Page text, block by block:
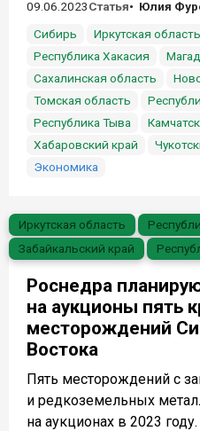
09.06.2023Статья
Юлия
Сибирь
Иркутская область
Республика Хакасия
Сахалинская область
Томская область
Республика Тыва
Хабаровский край
Экономика
Иркутская область
Забайкальский край
Роснедра
на аукционы пять
месторождений
Востока
Пять месторождений с
и редкоземельных
на аукционах в 2023